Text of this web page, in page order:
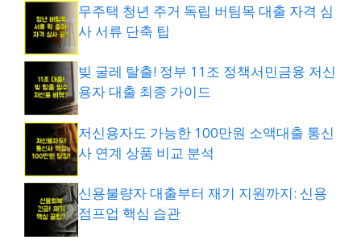
무주택 청년 주거 독립 버팀목 대출 자격 심
사 서류 단축 팁
빚 굴레 탈출! 정부 11조 정책서민금융 저신
용자 대출 최종 가이드
저신용자도 가능한 100만원 소액대출 통신
사 연계 상품 비교 분석
신용불량자 대출부터 재기 지원까지: 신용
점프업 핵심 습관